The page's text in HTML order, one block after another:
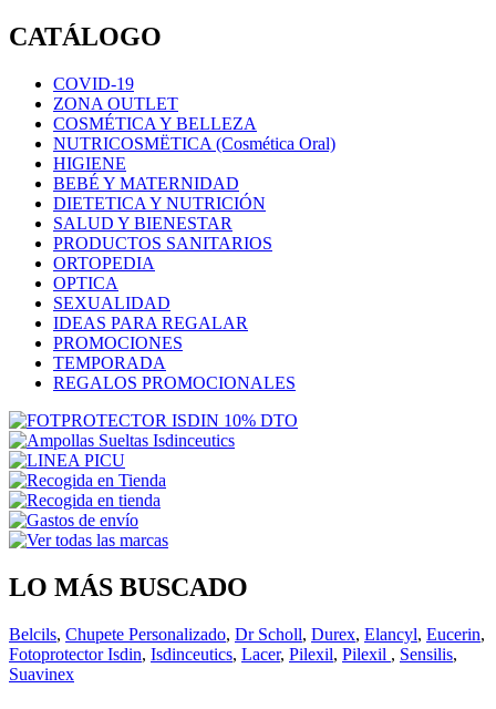
CATÁLOGO
COVID-19
ZONA OUTLET
COSMÉTICA Y BELLEZA
NUTRICOSMËTICA (Cosmética Oral)
HIGIENE
BEBÉ Y MATERNIDAD
DIETETICA Y NUTRICIÓN
SALUD Y BIENESTAR
PRODUCTOS SANITARIOS
ORTOPEDIA
OPTICA
SEXUALIDAD
IDEAS PARA REGALAR
PROMOCIONES
TEMPORADA
REGALOS PROMOCIONALES
LO MÁS BUSCADO
Belcils, Chupete Personalizado, Dr Scholl, Durex, Elancyl, Eucerin,
Fotoprotector Isdin, Isdinceutics, Lacer, Pilexil, Pilexil , Sensilis,
Suavinex